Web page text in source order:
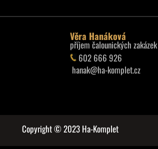
Věra Hanáková
příjem čalounických zakázek
602 666 926
hanak@ha-komplet.cz
Copyright © 2023 Ha-Komplet